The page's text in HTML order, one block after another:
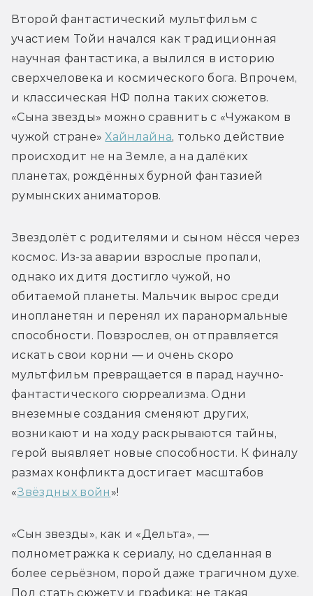
Второй фантастический мультфильм с
участием Тойи начался как традиционная
научная фантастика, а вылился в историю
сверхчеловека и космического бога. Впрочем,
и классическая НФ полна таких сюжетов.
«Сына звезды» можно сравнить с «Чужаком в
чужой стране» Хайнлайна, только действие
происходит не на Земле, а на далёких
планетах, рождённых бурной фантазией
румынских аниматоров.
Звездолёт с родителями и сыном нёсся через
космос. Из-за аварии взрослые пропали,
однако их дитя достигло чужой, но
обитаемой планеты. Мальчик вырос среди
инопланетян и перенял их паранормальные
способности. Повзрослев, он отправляется
искать свои корни — и очень скоро
мультфильм превращается в парад научно-
фантастического сюрреализма. Одни
внеземные создания сменяют других,
возникают и на ходу раскрываются тайны,
герой выявляет новые способности. К финалу
размах конфликта достигает масштабов
«Звёздных войн »!
«Сын звезды», как и «Дельта», —
полнометражка к сериалу, но сделанная в
более серьёзном, порой даже трагичном духе.
Под стать сюжету и графика: не такая